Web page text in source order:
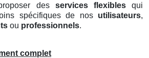
des services flexiblesqui
spécifiques de nos utilisateurs,
ou professionnels.
complet